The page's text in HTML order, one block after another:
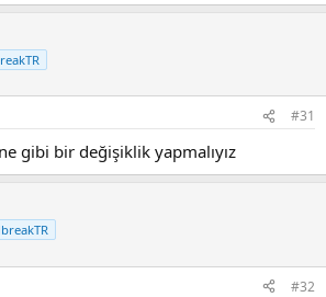
#31
gibi bir değişiklik yapmalıyız
#32